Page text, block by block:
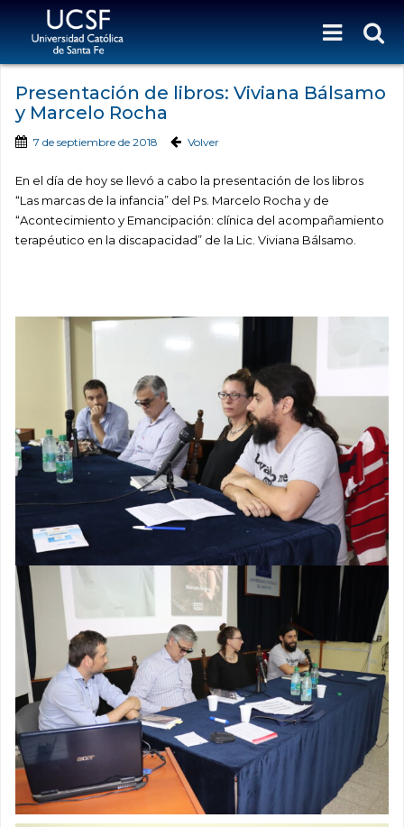
Presentación de libros: Viviana Bálsamo
y Marcelo Rocha
7 de septiembre de 2018 Volver
En el día de hoy se llevó a cabo la presentación de los libros
“Las marcas de la infancia” del Ps. Marcelo Rocha y de
“Acontecimiento y Emancipación: clínica del acompañamiento
terapéutico en la discapacidad” de la Lic. Viviana Bálsamo.